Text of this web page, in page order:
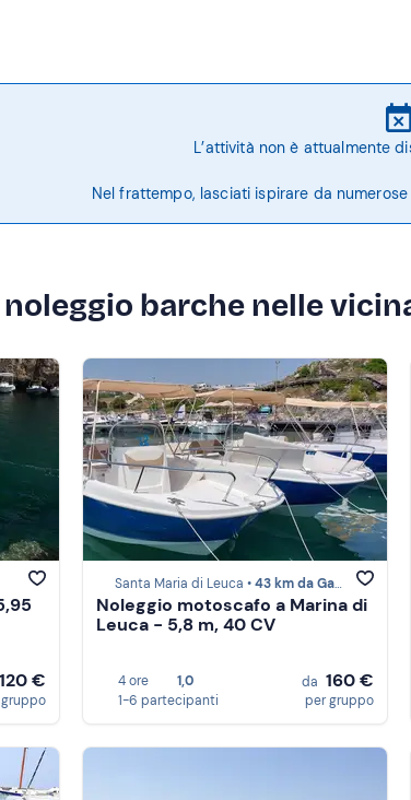
L’attività non è attualmente
Nel frattempo, lasciati ispirare da
barche nelle
120 €
Santa Maria di Leuca •43 km da Gallipoli
Noleggio motoscafo a Marina di
Leuca - 5,8 m, 40 CV
4 ore
1,0
1-6 partecipanti
da 160 €
per gruppo